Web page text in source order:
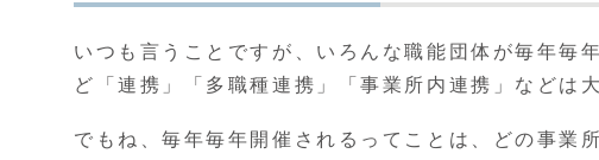
いつも言うことですが、いろんな職能団体が毎年毎
ど「連携」「多職種連携」「事業所内連携」などは
でもね、毎年毎年開催されるってことは、どの事業